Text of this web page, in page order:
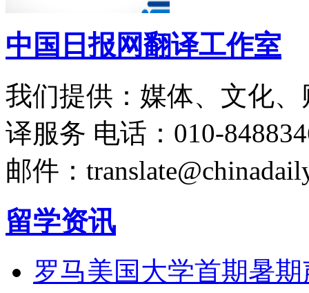
中国日报网翻译工作室
我们提供：媒体、文化
译服务 电话：010-
邮件：
留学资讯
罗马美国大学首期暑